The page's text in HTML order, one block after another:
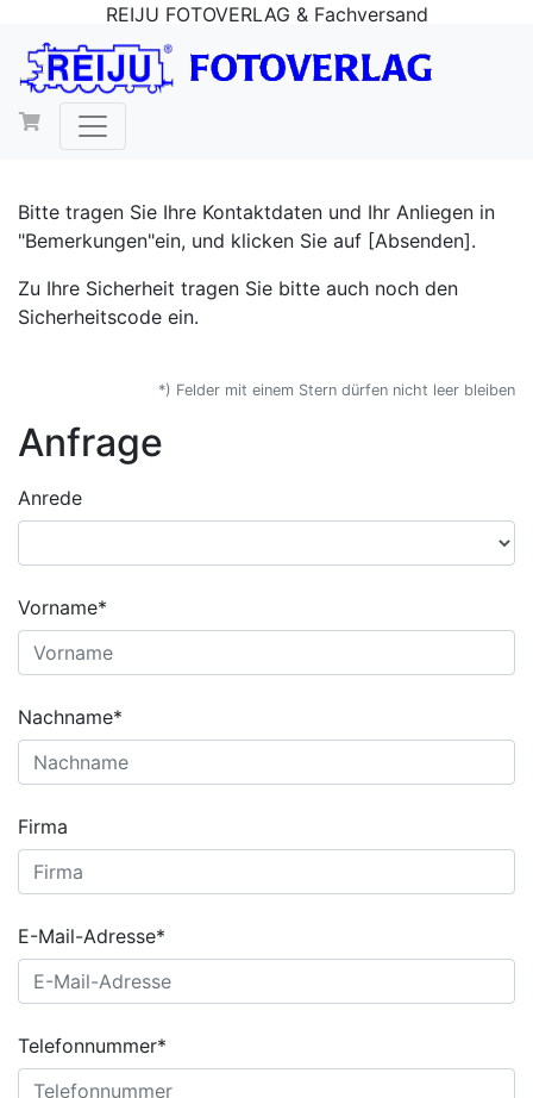
REIJU FOTOVERLAG & Fachversand
Bitte tragen Sie Ihre Kontaktdaten und Ihr Anliegen in
"Bemerkungen"ein, und klicken Sie auf [Absenden].
Zu Ihre Sicherheit tragen Sie bitte auch noch den
Sicherheitscode ein.
*) Felder mit einem Stern dürfen nicht leer bleiben
Anfrage
Anrede
Vorname*
Nachname*
Firma
E-Mail-Adresse*
Telefonnummer*